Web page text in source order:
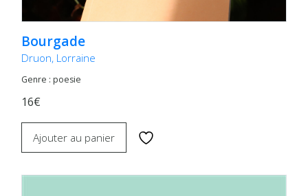
Bourgade
Druon, Lorraine
Genre : poesie
16€
Ajouter au panier